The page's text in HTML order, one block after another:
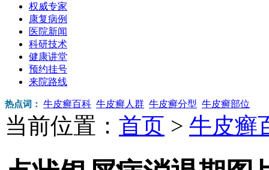
权威专家
康复病例
医院新闻
科研技术
健康讲堂
预约挂号
来院路线
热点词： 牛皮癣百科 牛皮癣人群 牛皮癣分型 牛皮癣部位
当前位置： 首页 > 牛皮癣